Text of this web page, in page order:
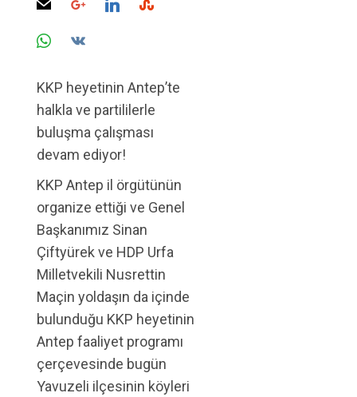
KKP heyetinin Antep’te
halkla ve partililerle
buluşma çalışması
devam ediyor!
KKP Antep il örgütünün
organize ettiği ve Genel
Başkanımız Sinan
Çiftyürek ve HDP Urfa
Milletvekili Nusrettin
Maçin yoldaşın da içinde
bulunduğu KKP heyetinin
Antep faaliyet programı
çerçevesinde bugün
Yavuzeli ilçesinin köyleri